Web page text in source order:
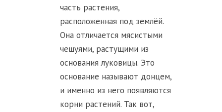
часть растения,
расположенная под землёй.
Она отличается мясистыми
чешуями, растущими из
основания луковицы. Это
основание называют донцем,
и именно из него появляются
корни растений. Так вот,